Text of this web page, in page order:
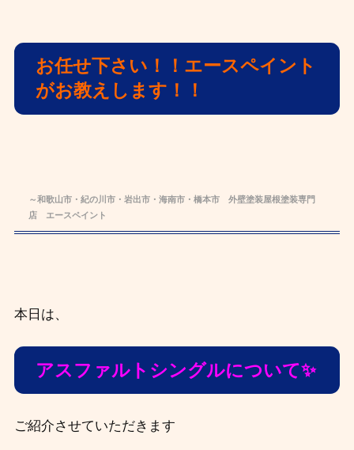
お任せ下さい！！エースペイント
がお教えします！！
～和歌山市・紀の川市・岩出市・海南市・橋本市 外壁塗装屋根塗装専門
店 エースペイント
本日は、
アスファルトシングルについて✨
ご紹介させていただきます